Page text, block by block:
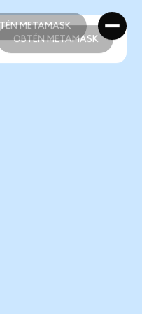
METAMASK
METAMASK
OBTÉN METAMASK